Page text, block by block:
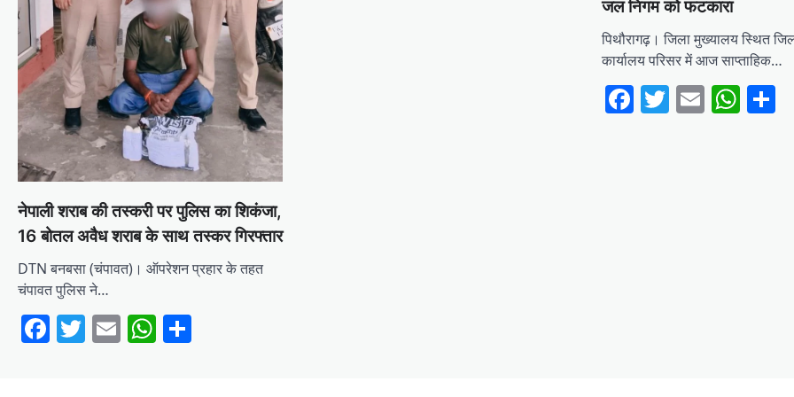
नेपाली शराब की तस्करी पर पुलिस का शिकंजा,
16 बोतल अवैध शराब के साथ तस्कर गिरफ्तार
DTN बनबसा (चंपावत)। ऑपरेशन प्रहार के तहत
चंपावत पुलिस ने…
Facebook
Twitter
EmailWhatsApp
जल निगम को फटकारा
पिथौरागढ़। जिला मुख्यालय स्थित
कार्यालय परिसर में आज साप्ताहिक…
Facebook
Twitter
Email